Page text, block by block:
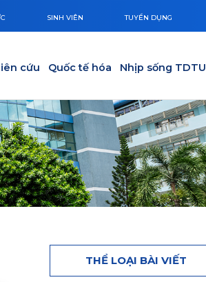
SINH VIÊN TUYỂN DỤNG
cứu Quốc tế hóa Nhịp sống TDTU
THỂ LOẠI BÀI VIẾT